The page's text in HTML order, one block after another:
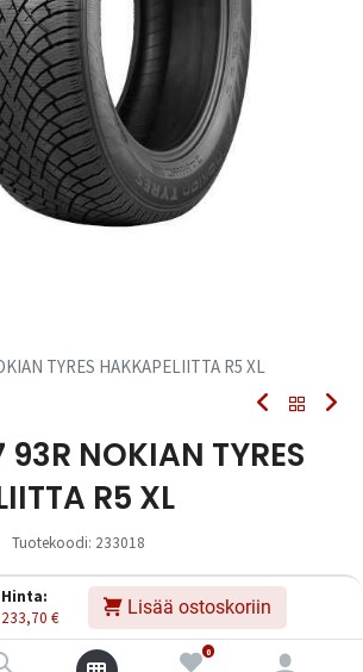
Hinta:
233,70 € Lisää ostoskoriin
0
TYRES HAKKAPELIITTA R5 XL
NOKIAN TYRES
R5 XL
Tuotekoodi: 233018
ALV:n/ kpl
Saatavilla